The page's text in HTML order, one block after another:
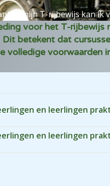
mijn T-rijbewijs kan ik
voor het T-rijbewijs
betekent dat
volledige voorwaarden
en leerlingen
en leerlingen